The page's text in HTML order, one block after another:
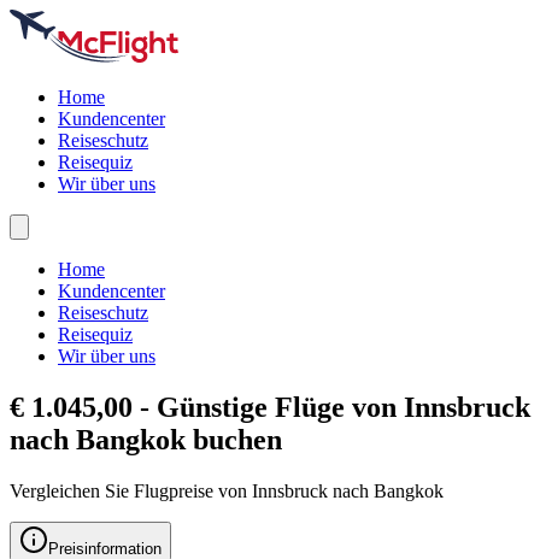
Home
Kundencenter
Reiseschutz
Reisequiz
Wir über uns
Home
Kundencenter
Reiseschutz
Reisequiz
Wir über uns
€ 1.045,00 - Günstige Flüge von Innsbruck
nach Bangkok buchen
Vergleichen Sie Flugpreise von Innsbruck nach Bangkok
Preisinformation